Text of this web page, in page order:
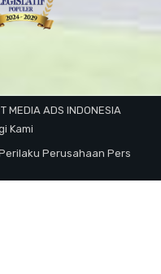
ADS INDONESIA
Kami
Perusahaan Pers